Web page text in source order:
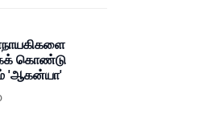
கொண்டு
'ஆகன்யா'